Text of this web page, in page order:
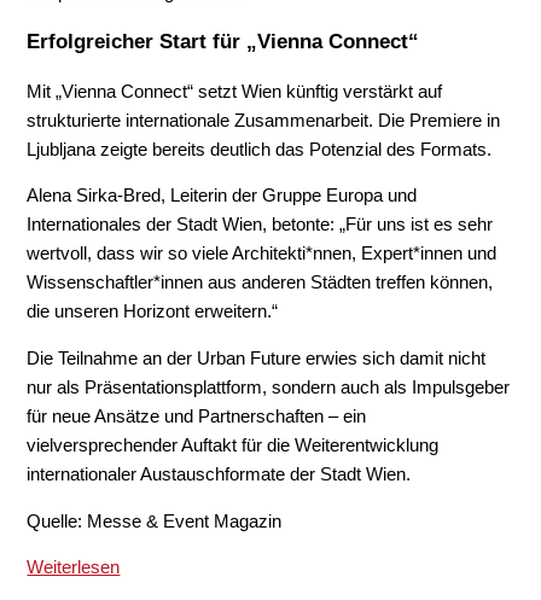
Erfolgreicher Start für „Vienna Connect“
Mit „Vienna Connect“ setzt Wien künftig verstärkt auf
strukturierte internationale Zusammenarbeit. Die Premiere in
Ljubljana zeigte bereits deutlich das Potenzial des Formats.
Alena Sirka-Bred, Leiterin der Gruppe Europa und
Internationales der Stadt Wien, betonte: „Für uns ist es sehr
wertvoll, dass wir so viele Architekti*nnen, Expert*innen und
Wissenschaftler*innen aus anderen Städten treffen können,
die unseren Horizont erweitern.“
Die Teilnahme an der Urban Future erwies sich damit nicht
nur als Präsentationsplattform, sondern auch als Impulsgeber
für neue Ansätze und Partnerschaften – ein
vielversprechender Auftakt für die Weiterentwicklung
internationaler Austauschformate der Stadt Wien.
Quelle: Messe & Event Magazin
Weiterlesen